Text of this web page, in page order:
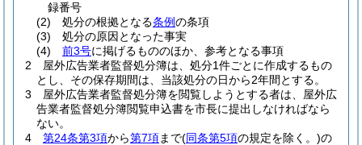
録番号
(2)
処分の根拠となる条例の条項
(3)
処分の原因となった事実
(4)
前3号に掲げるもののほか、参考となる事項
2
屋外広告業者監督処分簿は、処分1件ごとに作成するもの
とし、その保存期間は、当該処分の日から2年間とする。
3
屋外広告業者監督処分簿を閲覧しようとする者は、屋外広
告業者監督処分簿閲覧申込書を市長に提出しなければなら
ない。
4
第24条第3項から第7項まで(同条第5項の規定を除く。)の